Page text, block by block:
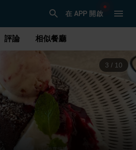
在 APP 開啟
評論 相似餐廳
4 / 10